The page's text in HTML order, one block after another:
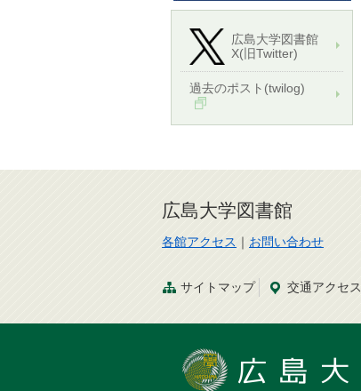
広島大学図書館
X(旧Twitter)
過去のポスト(twilog)
広島大学図書館
各館アクセス ｜ お問い合わせ
サイトマップ 交通アクセス